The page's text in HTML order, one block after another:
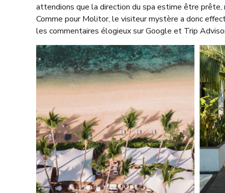
attendions que la direction du spa estime être prête,
Comme pour Molitor, le visiteur mystère a donc
les commentaires élogieux sur Google et Trip